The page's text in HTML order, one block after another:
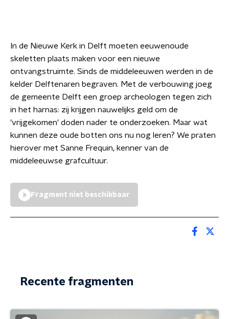
In de Nieuwe Kerk in Delft moeten eeuwenoude
skeletten plaats maken voor een nieuwe
ontvangstruimte. Sinds de middeleeuwen werden in de
kelder Delftenaren begraven. Met de verbouwing joeg
de gemeente Delft een groep archeologen tegen zich
in het harnas: zij krijgen nauwelijks geld om de
'vrijgekomen' doden nader te onderzoeken. Maar wat
kunnen deze oude botten ons nu nog leren? We praten
hierover met Sanne Frequin, kenner van de
middeleeuwse grafcultuur.
Fragment niet beschikbaar
Recente fragmenten